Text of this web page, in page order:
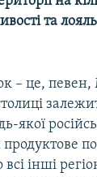
та
– це, певен,
якої
продуктове
інші